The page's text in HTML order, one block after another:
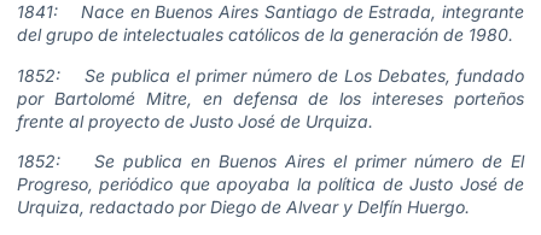
1841: Nace en Buenos Aires Santiago de Estrada, integrante
del grupo de intelectuales católicos de la generación de 1980.
1852: Se publica el primer número de Los Debates, fundado
por Bartolomé Mitre, en defensa de los intereses porteños
frente al proyecto de Justo José de Urquiza.
1852: Se publica en Buenos Aires el primer número de El
Progreso, periódico que apoyaba la política de Justo José de
Urquiza, redactado por Diego de Alvear y Delfín Huergo.